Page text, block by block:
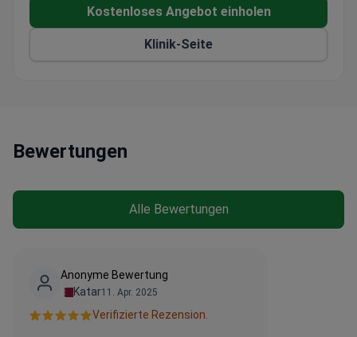
orthopädische Behandlungen kombiniert
Private Einrichtung mit englischsprachigem
medizinischem Personal
Kostenloses Angebot einholen
Klinik-Seite
Bewertungen
Alle Bewertungen
Anonyme Bewertung
Katar11. Apr. 2025
Verifizierte Rezension.